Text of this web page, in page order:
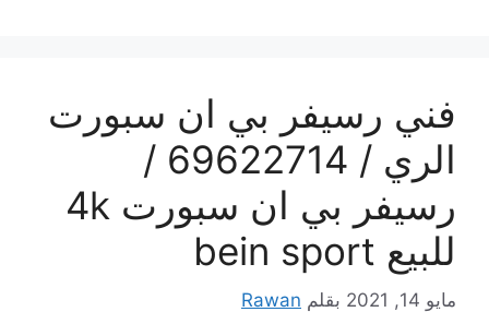
فني رسيفر بي ان سبورت
الري / 69622714 /
رسيفر بي ان سبورت 4k
للبيع bein sport
مايو 14, 2021 بقلم Rawan